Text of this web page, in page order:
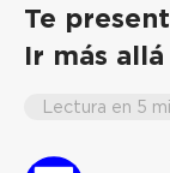
Te
Ir más allá
Lectura en 5